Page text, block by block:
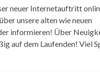
neuer Internetauftritt
unsere alten wie neuen
informieren! Über
auf dem Laufenden! Viel